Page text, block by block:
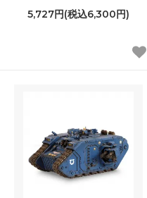
5,727円(税込6,300円)